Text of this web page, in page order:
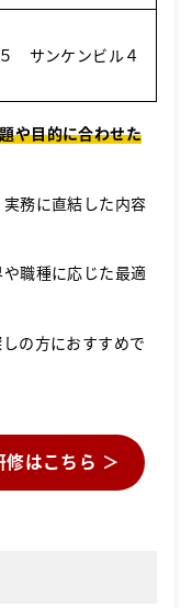
サンケンビル４
や目的に合わせた
務に直結した内容
職種に応じた最適
の方におすすめで
はこちら ＞